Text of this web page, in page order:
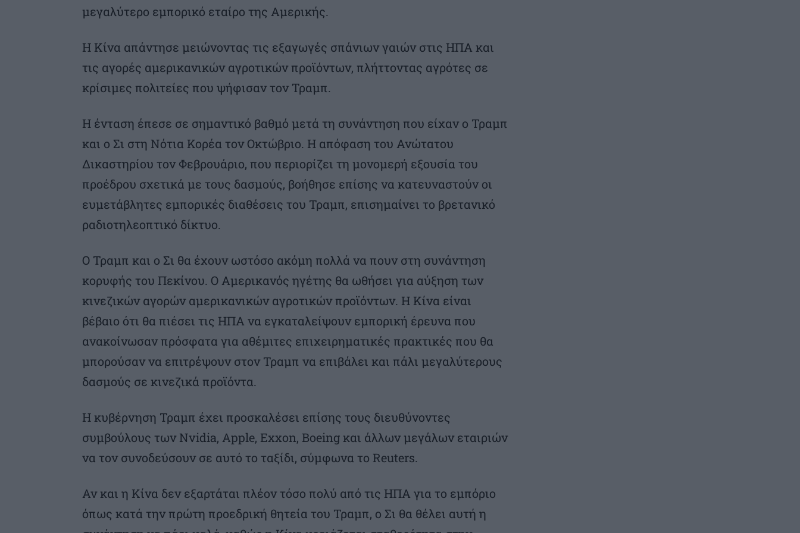
μεγαλύτερο εμπορικό εταίρο της Αμερικής.
Η Κίνα απάντησε μειώνοντας τις εξαγωγές σπάνιων γαιών στις ΗΠΑ και
τις αγορές αμερικανικών αγροτικών προϊόντων, πλήττοντας αγρότες σε
κρίσιμες πολιτείες που ψήφισαν τον Τραμπ.
Η ένταση έπεσε σε σημαντικό βαθμό μετά τη συνάντηση που είχαν ο Τραμπ
και ο Σι στη Νότια Κορέα τον Οκτώβριο. Η απόφαση του Ανώτατου
Δικαστηρίου τον Φεβρουάριο, που περιορίζει τη μονομερή εξουσία του
προέδρου σχετικά με τους δασμούς, βοήθησε επίσης να κατευναστούν οι
ευμετάβλητες εμπορικές διαθέσεις του Τραμπ, επισημαίνει το βρετανικό
ραδιοτηλεοπτικό δίκτυο.
Ο Τραμπ και ο Σι θα έχουν ωστόσο ακόμη πολλά να πουν στη συνάντηση
κορυφής του Πεκίνου. Ο Αμερικανός ηγέτης θα ωθήσει για αύξηση των
κινεζικών αγορών αμερικανικών αγροτικών προϊόντων. Η Κίνα είναι
βέβαιο ότι θα πιέσει τις ΗΠΑ να εγκαταλείψουν εμπορική έρευνα που
ανακοίνωσαν πρόσφατα για αθέμιτες επιχειρηματικές πρακτικές που θα
μπορούσαν να επιτρέψουν στον Τραμπ να επιβάλει και πάλι μεγαλύτερους
δασμούς σε κινεζικά προϊόντα.
Η κυβέρνηση Τραμπ έχει προσκαλέσει επίσης τους διευθύνοντες
συμβούλους των Nvidia, Apple, Exxon, Boeing και άλλων μεγάλων εταιριών
να τον συνοδεύσουν σε αυτό το ταξίδι, σύμφωνα το Reuters.
Αν και η Κίνα δεν εξαρτάται πλέον τόσο πολύ από τις ΗΠΑ για το εμπόριο
όπως κατά την πρώτη προεδρική θητεία του Τραμπ, ο Σι θα θέλει αυτή η